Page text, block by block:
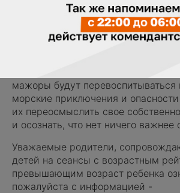
Супруги Лена и Борис Вяземские
семейную компанию, развестись и
друг друга. Только вот у их детей
мажоры будут перевоспитываться
морские приключения и опасности
их переосмыслить свое
и осознать, что нет ничего важнее
Уважаемые родители,
детей на сеансы с возрастным
превышающим возраст ребенка
пожалуйста с информацией -